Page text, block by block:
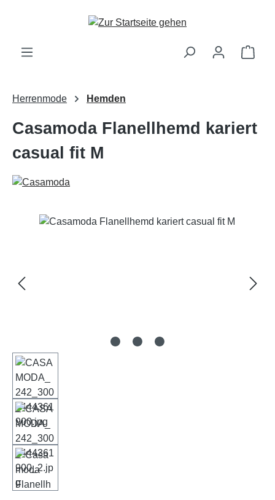
Zum Hauptinhalt springen
Herrenmode Hemden
Casamoda Flanellhemd kariert
casual fit M
Bildergalerie überspringen